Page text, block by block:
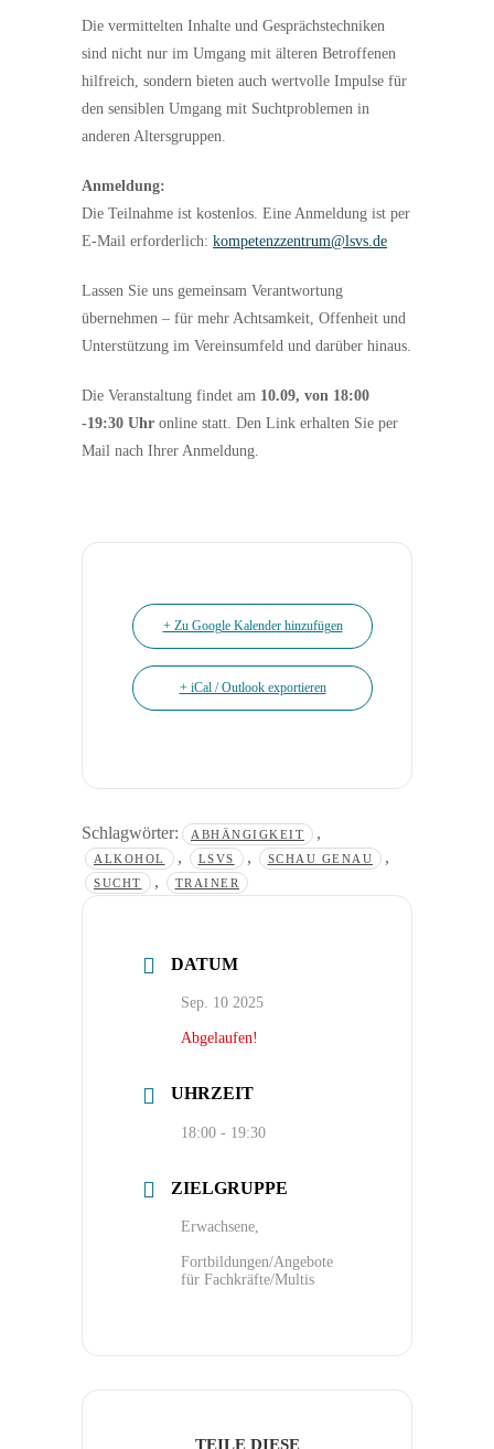
Die vermittelten Inhalte und Gesprächstechniken
sind nicht nur im Umgang mit älteren Betroffenen
hilfreich, sondern bieten auch wertvolle Impulse für
den sensiblen Umgang mit Suchtproblemen in
anderen Altersgruppen.
Anmeldung:
Die Teilnahme ist kostenlos. Eine Anmeldung ist per
E-Mail erforderlich: kompetenzzentrum@lsvs.de
Lassen Sie uns gemeinsam Verantwortung
übernehmen – für mehr Achtsamkeit, Offenheit und
Unterstützung im Vereinsumfeld und darüber hinaus.
Die Veranstaltung findet am 10.09, von 18:00
-19:30 Uhr online statt. Den Link erhalten Sie per
Mail nach Ihrer Anmeldung.
+ Zu Google Kalender hinzufügen
+ iCal / Outlook exportieren
Schlagwörter: ABHÄNGIGKEIT ,
ALKOHOL , LSVS , SCHAU GENAU ,
SUCHT , TRAINER
DATUM
Sep. 10 2025
Abgelaufen!
UHRZEIT
18:00 - 19:30
ZIELGRUPPE
Erwachsene,
Fortbildungen/Angebote
für Fachkräfte/Multis
TEILE DIESE